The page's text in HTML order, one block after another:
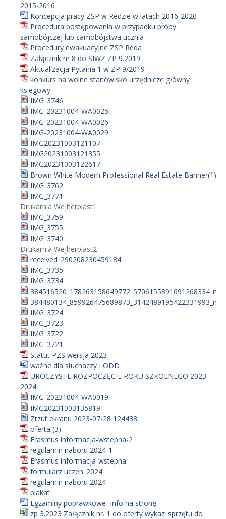
2015-2016
Koncepcja pracy ZSP w Redzie w latach 2016-2020
Procedura postępowania w przypadku próby
samobójczej lub samobójstwa ucznia
Procedury ewakuacyjne ZSP Reda
Załącznik nr 8 do SIWZ ZP 9.2019
Aktualizacja Pytania 1 w ZP 9/2019
konkurs na wolne stanowisko urzędnicze główny
ksiegowy
IMG_3746
IMG-20231004-WA0025
IMG-20231004-WA0026
IMG-20231004-WA0029
IMG20231003121107
IMG20231003121355
IMG20231003122617
Brown White Modern Professional Real Estate Banner(1)
IMG_3762
IMG_3771
Drukarnia Wejherplast1
IMG_3759
IMG_3755
IMG_3740
Drukarnia Wejherplast2
received_290208230459184
IMG_3735
IMG_3734
384516520_178263158649772_5706155891691268334_n
384480134_859926475689873_3142489195422331993_n
IMG_3724
IMG_3723
IMG_3722
IMG_3721
Statut PZS wersja 2023
ważne dla słuchaczy LODD
UROCZYSTE ROZPOCZĘCIE ROKU SZKOLNEGO 2023
2024
IMG-20231004-WA0019
IMG20231003135819
Zrzut ekranu 2023-07-28 124438
oferta (3)
Erasmus informacja-wstepna-2
regulamin naboru 2024-1
Erasmus informacja-wstepna
formularz uczen_2024
regulamin naboru 2024
plakat
Egzaminy poprawkowe- info na stronę
zp 3.2023 Załącznik nr. 1 do oferty wykaz_sprzętu do